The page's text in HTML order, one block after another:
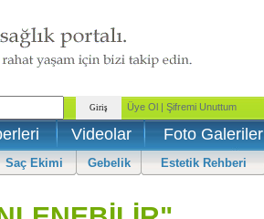
Videolar Foto Galeriler
Saç Ekimi Gebelik Estetik Rehberi